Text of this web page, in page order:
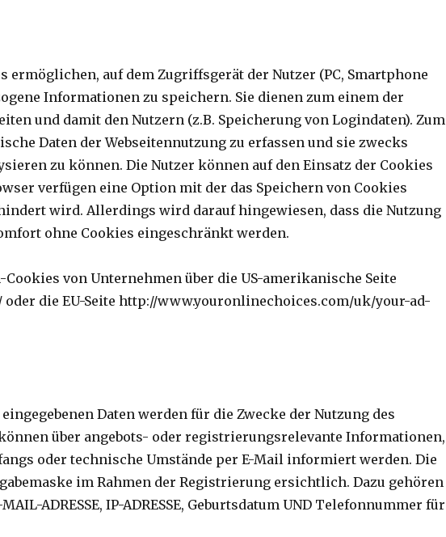
ermöglichen, auf dem Zugriffsgerät der Nutzer (PC, Smartphone
Informationen zu speichern. Sie dienen zum einem der
und damit den Nutzern (z.B. Speicherung von Logindaten). Zum
Daten der Webseitennutzung zu erfassen und sie zwecks
zu können. Die Nutzer können auf den Einsatz der Cookies
verfügen eine Option mit der das Speichern von Cookies
wird. Allerdings wird darauf hingewiesen, dass die Nutzung
ohne Cookies eingeschränkt werden.
von Unternehmen über die US-amerikanische Seite
die EU-Seite http://www.youronlinechoices.com/uk/your-ad-
Daten werden für die Zwecke der Nutzung des
über angebots- oder registrierungsrelevante Informationen,
oder technische Umstände per E-Mail informiert werden. Die
im Rahmen der Registrierung ersichtlich. Dazu gehören
MAIL-ADRESSE, IP-ADRESSE, Geburtsdatum UND Telefonnummer für